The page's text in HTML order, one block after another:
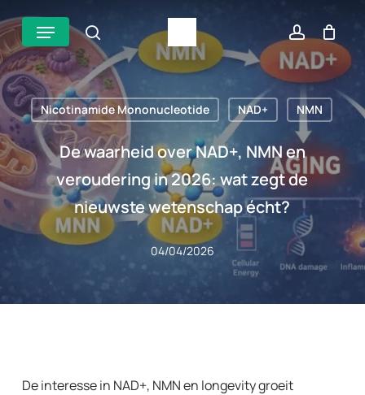
Overslaan
naar
hoofdinhoud
zoek account
Menu
Nicotinamide Mononucleotide NAD+ NMN
De waarheid over NAD+, NMN en
veroudering in 2026: wat zegt de
nieuwste wetenschap écht?
04/04/2026
De interesse in NAD+, NMN en longevity groeit